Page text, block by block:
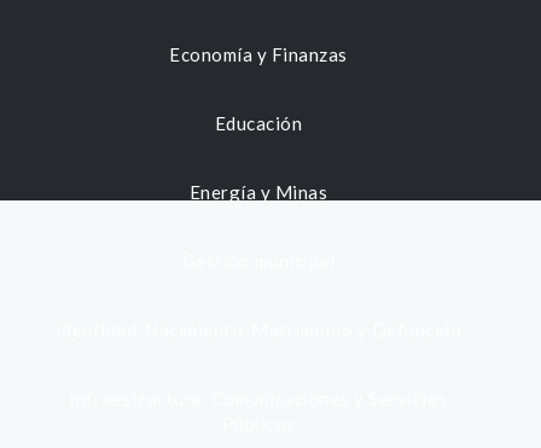
Economía y Finanzas
Educación
Energía y Minas